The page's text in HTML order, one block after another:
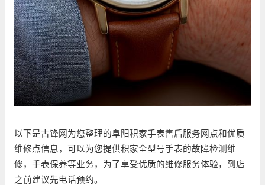
以下是古锋网为您整理的阜阳积家手表售后服务网点和优质
维修点信息，可以为您提供积家全型号手表的故障检测维
修，手表保养等业务，为了享受优质的维修服务体验，到店
之前建议先电话预约。